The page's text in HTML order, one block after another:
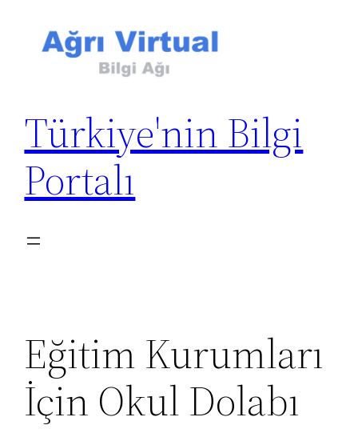
Türkiye'nin Bilgi
Portalı
Eğitim Kurumları
İçin Okul Dolabı